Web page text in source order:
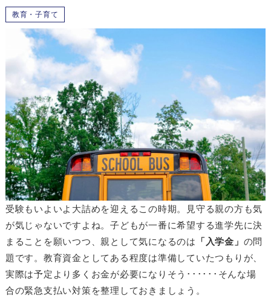
教育・子育て
受験もいよいよ大詰めを迎えるこの時期。見守る親の方も気
が気じゃないですよね。子どもが一番に希望する進学先に決
まることを願いつつ、親として気になるのは 「入学金」 の問
題です。教育資金としてある程度は準備していたつもりが、
実際は予定より多くお金が必要になりそう･･････そんな場
合の緊急支払い対策を整理しておきましょう。